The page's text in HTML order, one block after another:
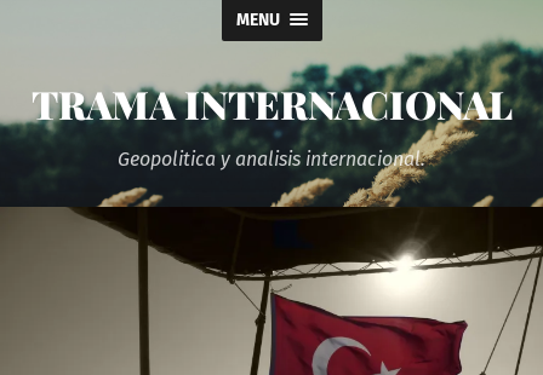
MENU
TRAMA INTERNACIONAL
Geopolitica y analisis internacional.